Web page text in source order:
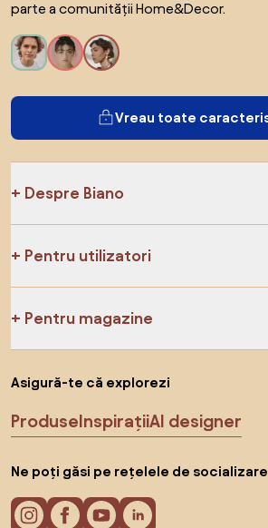
parte a comunității Home&Decor.
Vreau toate
Despre Biano
Pentru utilizatori
Pentru magazine
Asigură-te că explorezi
ProduseInspirațiiAI designer
Ne poți găsi pe rețelele de socializare